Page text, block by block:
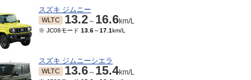
スズキ ジムニー
WLTC 13.2～ 16.6km/L
※ JC08モード 13.6～17.1km/L
スズキ ジムニーシエラ
WLTC 13.6～ 15.4km/L